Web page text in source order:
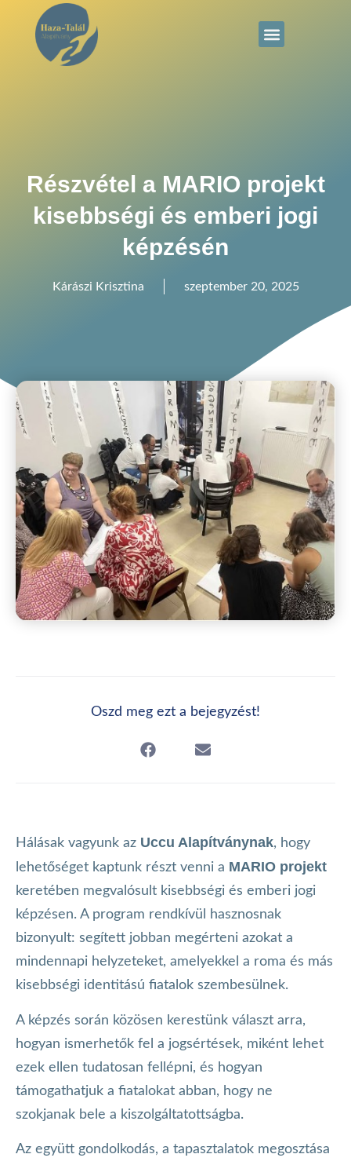
Részvétel a MARIO projekt
kisebbségi és emberi jogi
képzésén
Kárászi Krisztina szeptember 20, 2025
Oszd meg ezt a bejegyzést!
Hálásak vagyunk az Uccu Alapítványnak, hogy
lehetőséget kaptunk részt venni a MARIO projekt
keretében megvalósult kisebbségi és emberi jogi
képzésen. A program rendkívül hasznosnak
bizonyult: segített jobban megérteni azokat a
mindennapi helyzeteket, amelyekkel a roma és más
kisebbségi identitású fiatalok szembesülnek.
A képzés során közösen kerestünk választ arra,
hogyan ismerhetők fel a jogsértések, miként lehet
ezek ellen tudatosan fellépni, és hogyan
támogathatjuk a fiatalokat abban, hogy ne
szokjanak bele a kiszolgáltatottságba.
Az együtt gondolkodás, a tapasztalatok megosztása